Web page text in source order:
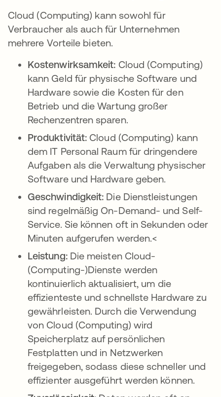
Cloud (Computing) kann sowohl für
Verbraucher als auch für Unternehmen
mehrere Vorteile bieten.
Kostenwirksamkeit: Cloud (Computing)
kann Geld für physische Software und
Hardware sowie die Kosten für den
Betrieb und die Wartung großer
Rechenzentren sparen.
Produktivität: Cloud (Computing) kann
dem IT Personal Raum für dringendere
Aufgaben als die Verwaltung physischer
Software und Hardware geben.
Geschwindigkeit: Die Dienstleistungen
sind regelmäßig On-Demand- und Self-
Service. Sie können oft in Sekunden oder
Minuten aufgerufen werden.<
Leistung:Die meisten Cloud-
(Computing-)Dienste werden
kontinuierlich aktualisiert, um die
effizienteste und schnellste Hardware zu
gewährleisten. Durch die Verwendung
von Cloud (Computing) wird
Speicherplatz auf persönlichen
Festplatten und in Netzwerken
freigegeben, sodass diese schneller und
effizienter ausgeführt werden können.